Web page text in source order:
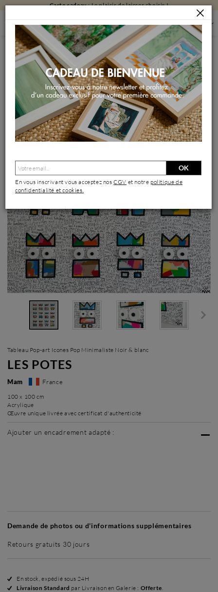
Carte cadeau: Le plaisir de laisser choisir !
PEINTURES PEINTURES PAR FORMAT
PEINTURES GRAND FORMAT
LES POTES
Peinture LES POTES par Mam | Tableau Pop-art Icones Pop
Minimaliste Noir & blanc Acrylique
Tableau Pop-art Icones Pop Minimaliste Noir & blanc
LES POTES
Mam France
100 x 100 cm
Acrylique
Œuvre unique livrée avec certificat d'authenticité
Ajouter un encadrement adapté :
Demande de photos ou d'informations supplémentaires
Retours gratuits 30 jours
En stock, expédié sous 24H
Livraison Standard par Livraison en Galerie : Offerte.
OK
En vous inscrivant vous acceptez nosCGV et notre politique de
confidentialité et cookies.